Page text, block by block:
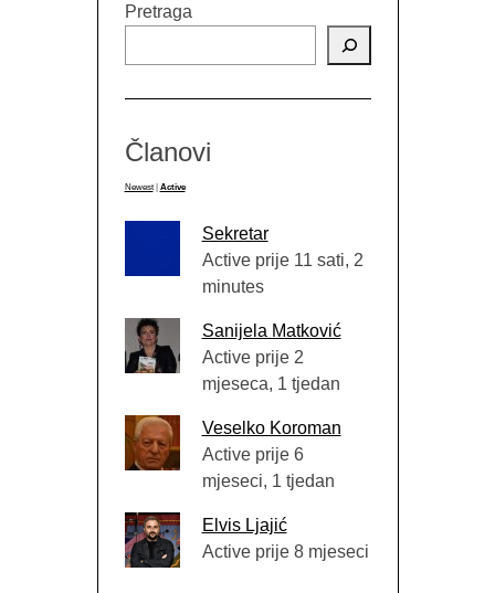
Pretraga
Članovi
Newest Active
Sekretar
Active prije 11 sati, 2
minutes
Sanijela Matković
Active prije 2
mjeseca, 1 tjedan
Veselko Koroman
Active prije 6
mjeseci, 1 tjedan
Elvis Ljajić
Active prije 8 mjeseci